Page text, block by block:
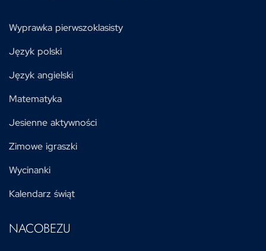
Wyprawka pierwszoklasisty
Język polski
Język angielski
Matematyka
Jesienne aktywności
Zimowe igraszki
Wycinanki
Kalendarz świąt
NACOBEZU